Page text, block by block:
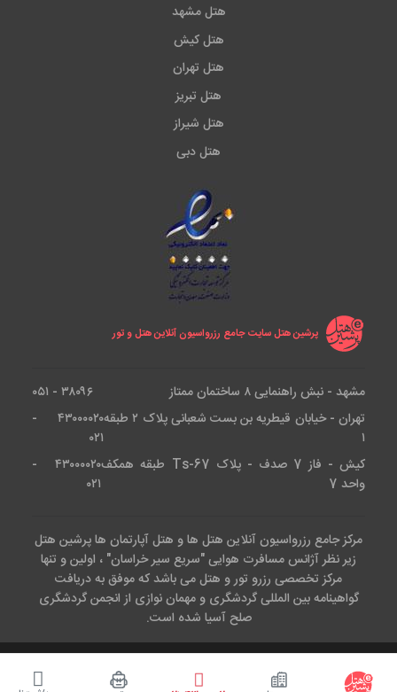
هتل مشهد
هتل کیش
هتل تهران
هتل تبریز
هتل شیراز
هتل دبی
پرشین هتل سایت جامع رزرواسیون آنلاین هتل و تور
مشهد - نبش راهنمایی ۸ ساختمان ممتاز
۳۸۰۹۶ - ۰۵۱
تهران - خیابان قیطریه بن بست شعبانی پلاک ۲ طبقه
۱
۴۳۰۰۰۰۲۰ -
۰۲۱
کیش - فاز 7 صدف - پلاک Ts-67 طبقه همکف
واحد 7
۴۳۰۰۰۰۲۰ -
۰۲۱
مرکز جامع رزرواسیون آنلاین هتل ها و هتل آپارتمان ها پرشین هتل
زیر نظر آژانس مسافرت هوایی "سریع سیر خراسان" ، اولین و تنها
مرکز تخصصی رزرو تور و هتل می باشد که موفق به دریافت
گواهینامه بین المللی گردشگری و مهمان نوازی از انجمن گردشگری
صلح آسیا شده است.
کلیه حقوق این وب سایت متعلق است به آژانس هواپیمایی سریع سیر.طراحی
و پیاده سازی توسط تیم IT
پرشین هتل